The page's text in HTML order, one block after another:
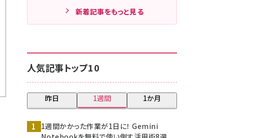
新着記事をもっと見る
人気記事トップ10
昨日 1週間 1か月
1週間かかった作業が1日に！ Gemini